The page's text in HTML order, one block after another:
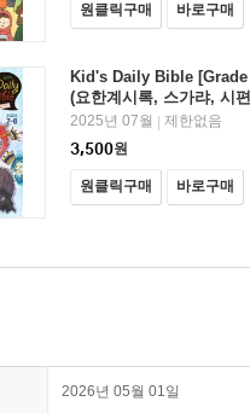
원클릭구매 바로구매
Kid's Daily Bible [Grade
(요한계시록, 스가랴, 시
2025년 07월
제한없음
3,500원
원클릭구매 바로구매
2026년 05월 01일